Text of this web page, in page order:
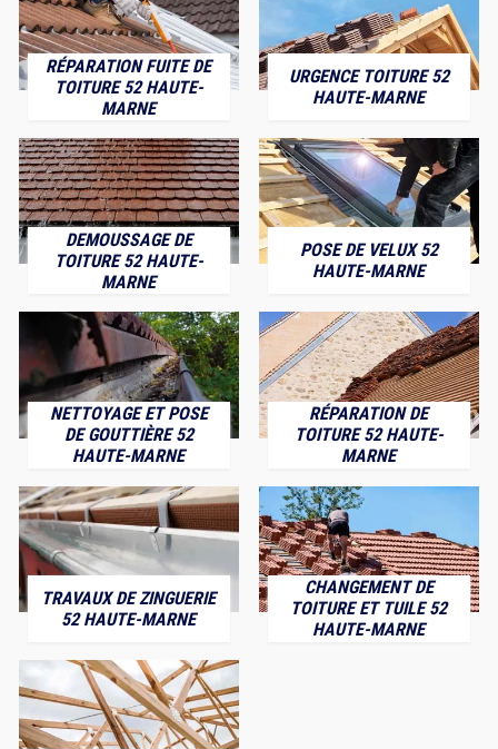
RÉPARATION FUITE DE
TOITURE 52 HAUTE-
MARNE
URGENCE TOITURE 52
HAUTE-MARNE
DEMOUSSAGE DE
TOITURE 52 HAUTE-
MARNE
POSE DE VELUX 52
HAUTE-MARNE
NETTOYAGE ET POSE
DE GOUTTIÈRE 52
HAUTE-MARNE
RÉPARATION DE
TOITURE 52 HAUTE-
MARNE
TRAVAUX DE ZINGUERIE
52 HAUTE-MARNE
CHANGEMENT DE
TOITURE ET TUILE 52
HAUTE-MARNE